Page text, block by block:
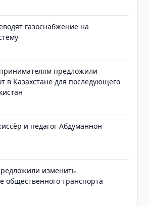
газоснабжение на
предложили
в Казахстане для последующего
и педагог Абдуманнон
изменить
общественного транспорта